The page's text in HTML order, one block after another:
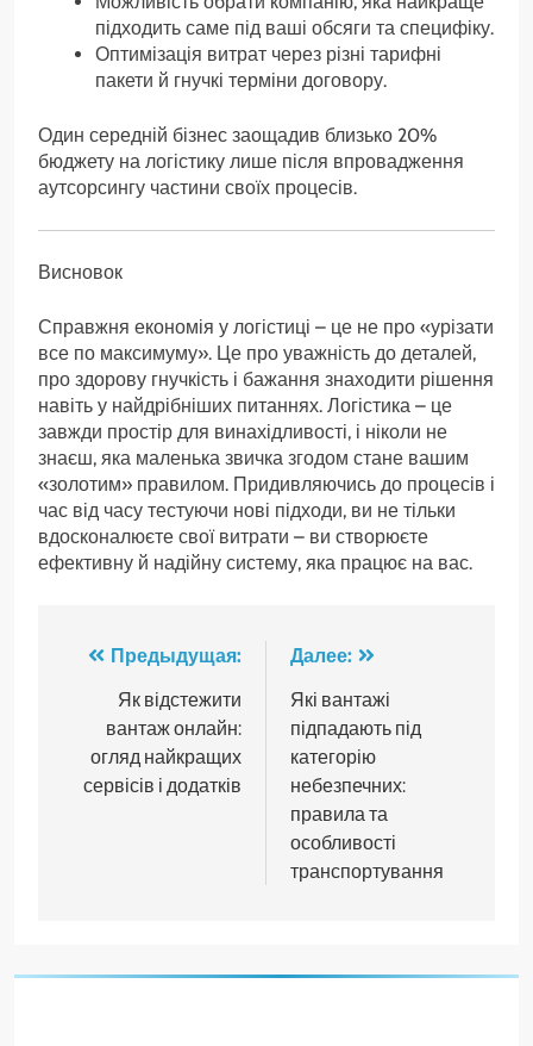
підходить саме під ваші обсяги та специфіку.
Оптимізація витрат через різні тарифні
пакети й гнучкі терміни договору.
Один середній бізнес заощадив близько 20%
бюджету на логістику лише після впровадження
аутсорсингу частини своїх процесів.
Висновок
Справжня економія у логістиці – це не про «урізати
все по максимуму». Це про уважність до деталей,
про здорову гнучкість і бажання знаходити рішення
навіть у найдрібніших питаннях. Логістика – це
завжди простір для винахідливості, і ніколи не
знаєш, яка маленька звичка згодом стане вашим
«золотим» правилом. Придивляючись до процесів і
час від часу тестуючи нові підходи, ви не тільки
вдосконалюєте свої витрати – ви створюєте
ефективну й надійну систему, яка працює на вас.
Навигация
записям
Предыдущая:
Як відстежити
вантаж онлайн:
огляд найкращих
сервісів і додатків
Далее:
Які вантажі
підпадають під
категорію
небезпечних:
правила та
особливості
транспортування